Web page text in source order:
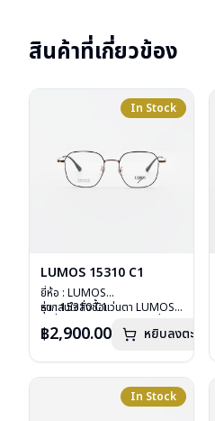
สินค้าที่เกี่ยวข้อง
In Stock
LUMOS 15310 C1
ยี่ห้อ : LUMOS
รุ่น : 15310 C1
เลนส์ : Demo Lens
น้ำหนัก : 16 กรัม
อุปกรณ์ : กล่องแว่น , ผ้าเช็ดแว่น
หากสนใจสั่งชื้อแว่นตา LUMOS
ลงไว้กรุณาติดต่อเราคลิก
฿2,900.00 หยิบลงตะกร้า
In Stock